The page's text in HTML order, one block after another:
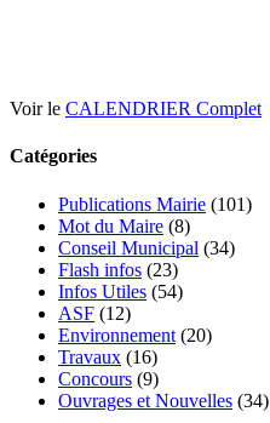
Voir le CALENDRIER Complet
Catégories
Publications Mairie (101)
Mot du Maire (8)
Conseil Municipal (34)
Flash infos (23)
Infos Utiles (54)
ASF (12)
Environnement (20)
Travaux (16)
Concours (9)
Ouvrages et Nouvelles (34)